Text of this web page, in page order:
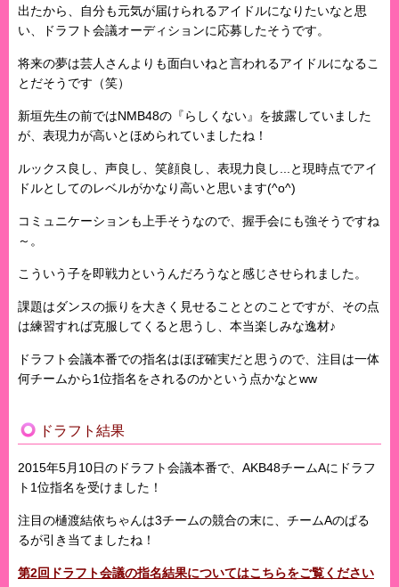
出たから、自分も元気が届けられるアイドルになりたいなと思
い、ドラフト会議オーディションに応募したそうです。
将来の夢は芸人さんよりも面白いねと言われるアイドルになるこ
とだそうです（笑）
新垣先生の前ではNMB48の『らしくない』を披露していました
が、表現力が高いとほめられていましたね！
ルックス良し、声良し、笑顔良し、表現力良し...と現時点でアイ
ドルとしてのレベルがかなり高いと思います(^o^)
コミュニケーションも上手そうなので、握手会にも強そうですね
～。
こういう子を即戦力というんだろうなと感じさせられました。
課題はダンスの振りを大きく見せることとのことですが、その点
は練習すれば克服してくると思うし、本当楽しみな逸材♪
ドラフト会議本番での指名はほぼ確実だと思うので、注目は一体
何チームから1位指名をされるのかという点かなとww
ドラフト結果
2015年5月10日のドラフト会議本番で、AKB48チームAにドラフ
ト1位指名を受けました！
注目の樋渡結依ちゃんは3チームの競合の末に、チームAのぱる
るが引き当てましたね！
第2回ドラフト会議の指名結果についてはこちらをご覧ください